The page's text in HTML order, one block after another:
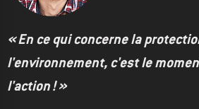
« En ce qui concerne la
l'environnement, c'est le
l'action ! »